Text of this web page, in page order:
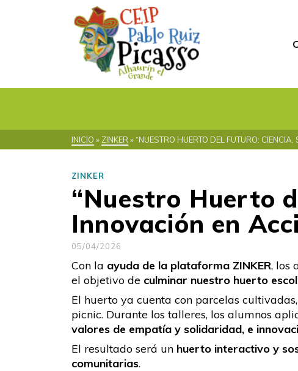
INICIO » ZINKER » “NUESTRO HUERTO DEL FUTURO:
ZINKER
“Nuestro Huerto
Innovación en
05/04/2026
Con la ayuda de la plataforma ZINKER, los
el objetivo de culminar nuestro huerto
El huerto ya cuenta con parcelas
picnic. Durante los talleres, los alumnos
valores de empatía y solidaridad, e
El resultado será un huerto interactivo y
comunitarias.